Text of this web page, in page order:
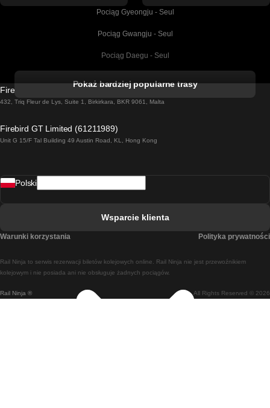
Pociąg Gyeongju - Seul
Pociąg Gwangju - Seul
Pociąg Daegu - Seul
Pociąg Dublin - Galway
Pociąg Rzym - Neapol
Pociąg Madryt - Lizbona
Pociąg Madryt - Barcelona
Pokaż bardziej popularne trasy
Firebird GT Limited (OC 1451)
432, Triq Fleur de Lys, Suite 1, Birkirkara, BKR 9061, Malta
Firebird GT Limited (61211989)
Unit G 15/F Tal Building 49 Austin Road, KL, Hong Kong
Rail Ninja ® All Rights Reserved © 2026
Rail Ninja to serwis rezerwacji biletów kolejowych online. Rail Ninja nie jest przewoźnikiem
kolejowym i nie posiada ani nie obsługuje żadnych pociągów.
Polski
Wsparcie klienta
Warunki korzystania Polityka prywatności